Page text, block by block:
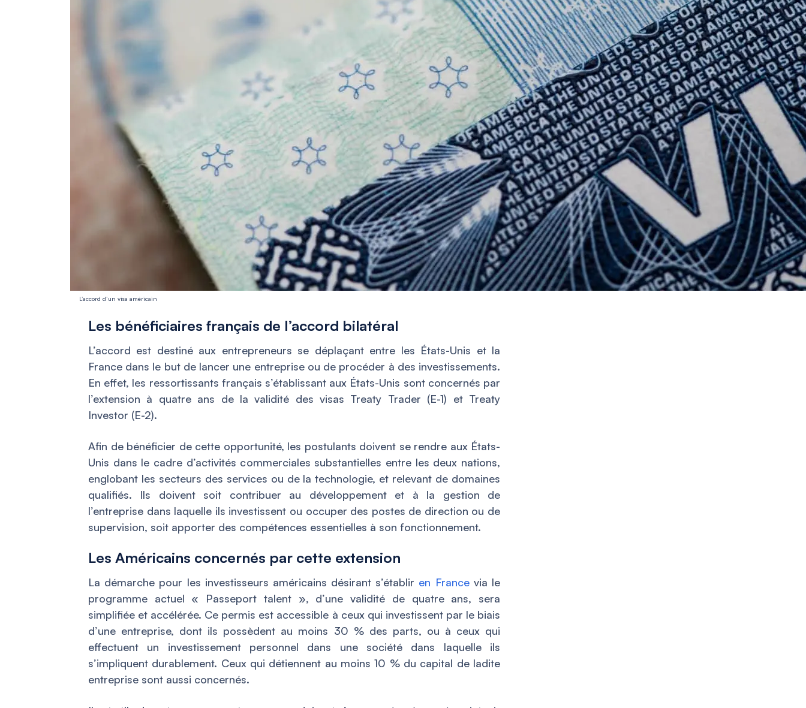
L’accord d’un visa américain
Les bénéficiaires français de l’accord bilatéral
L’accord est destiné aux entrepreneurs se déplaçant entre les États-Unis et la
France dans le but de lancer une entreprise ou de procéder à des investissements.
En effet, les ressortissants français s’établissant aux États-Unis sont concernés par
l’extension à quatre ans de la validité des visas Treaty Trader (E-1) et Treaty
Investor (E-2).
Afin de bénéficier de cette opportunité, les postulants doivent se rendre aux États-
Unis dans le cadre d’activités commerciales substantielles entre les deux nations,
englobant les secteurs des services ou de la technologie, et relevant de domaines
qualifiés. Ils doivent soit contribuer au développement et à la gestion de
l’entreprise dans laquelle ils investissent ou occuper des postes de direction ou de
supervision, soit apporter des compétences essentielles à son fonctionnement.
Les Américains concernés par cette extension
La démarche pour les investisseurs américains désirant s’établir en Francevia le
programme actuel « Passeport talent », d’une validité de quatre ans, sera
simplifiée et accélérée. Ce permis est accessible à ceux qui investissent par le biais
d’une entreprise, dont ils possèdent au moins 30 % des parts, ou à ceux qui
effectuent un investissement personnel dans une société dans laquelle ils
s’impliquent durablement. Ceux qui détiennent au moins 10 % du capital de ladite
entreprise sont aussi concernés.